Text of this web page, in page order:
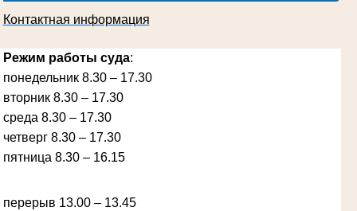
Ануприенко Иван Васильевич
Участник Великой Отечественной войны
Председатель Губкинского районного
народного суда
в период с 1965 по 1984 гг.
Контактная информация
Режим работы суда:
понедельник 8.30 – 17.30
вторник 8.30 – 17.30
среда 8.30 – 17.30
четверг 8.30 – 17.30
пятница 8.30 – 16.15
перерыв 13.00 – 13.45